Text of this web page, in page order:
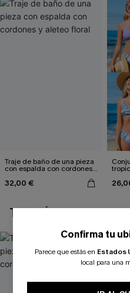
Traje de baño de una pieza
con espalda con cordones y
32,00 €
TAMBIÉN TE PUEDE
Confirma tu
Parece que estás en Estados
local para una